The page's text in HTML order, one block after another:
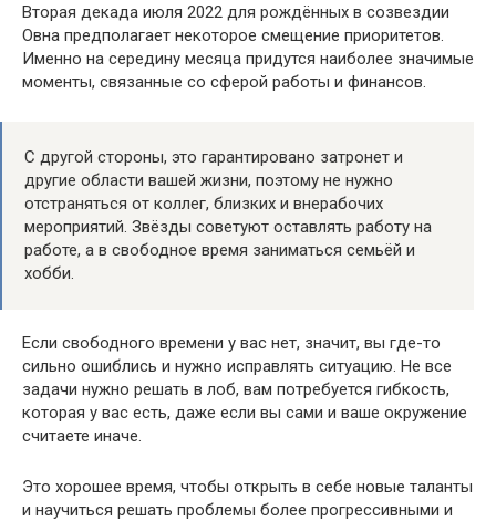
Вторая декада июля 2022 для рождённых в созвездии
Овна предполагает некоторое смещение приоритетов.
Именно на середину месяца придутся наиболее значимые
моменты, связанные со сферой работы и финансов.
С другой стороны, это гарантировано затронет и
другие области вашей жизни, поэтому не нужно
отстраняться от коллег, близких и внерабочих
мероприятий. Звёзды советуют оставлять работу на
работе, а в свободное время заниматься семьёй и
хобби.
Если свободного времени у вас нет, значит, вы где-то
сильно ошиблись и нужно исправлять ситуацию. Не все
задачи нужно решать в лоб, вам потребуется гибкость,
которая у вас есть, даже если вы сами и ваше окружение
считаете иначе.
Это хорошее время, чтобы открыть в себе новые таланты
и научиться решать проблемы более прогрессивными и